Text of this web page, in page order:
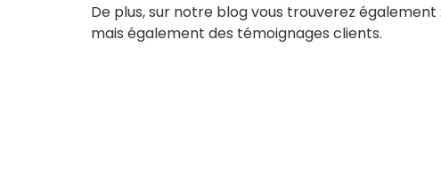
De plus, sur notre blog vous trouverez
mais également des témoignages clients.